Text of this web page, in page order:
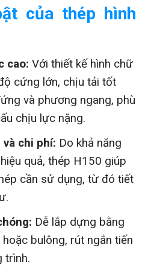
của thép hình
cao: Với thiết kế hình chữ
cứng lớn, chịu tải tốt
và phương ngang, phù
chịu lực nặng.
chi phí: Do khả năng
quả, thép H150 giúp
cần sử dụng, từ đó tiết
Dễ lắp dựng bằng
bulông, rút ngắn tiến
trình.